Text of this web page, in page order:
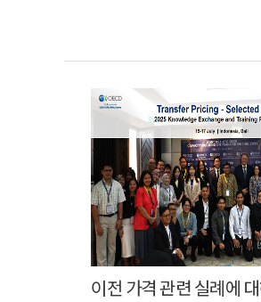
이전 가격 관련 실례에